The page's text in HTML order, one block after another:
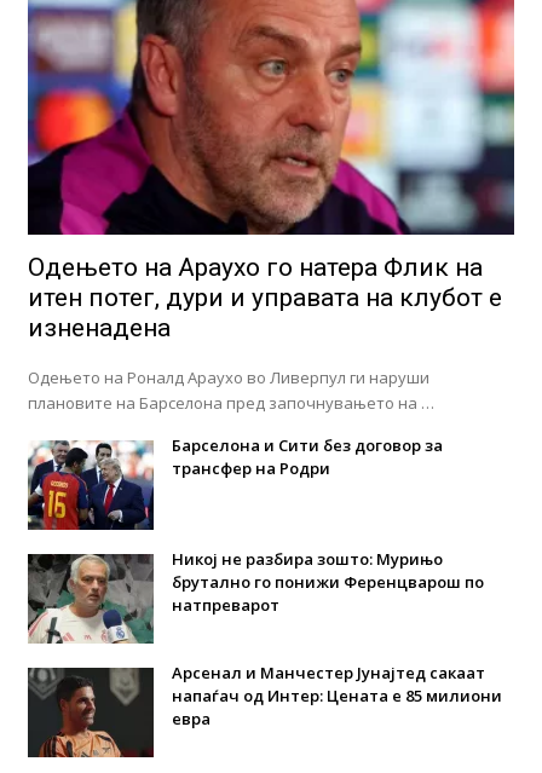
Одењето на Араухо го натера Флик на
итен потег, дури и управата на клубот е
изненадена
Одењето на Роналд Араухо во Ливерпул ги наруши
плановите на Барселона пред започнувањето на …
Барселона и Сити без договор за
трансфер на Родри
Никој не разбира зошто: Мурињо
брутално го понижи Ференцварош по
натпреварот
Арсенал и Манчестер Јунајтед сакаат
напаѓач од Интер: Цената е 85 милиони
евра